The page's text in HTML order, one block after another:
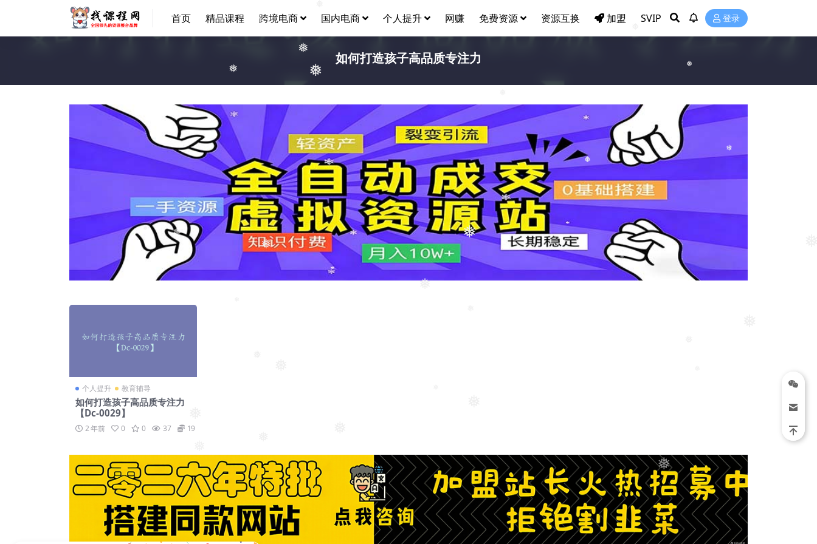
❅
❅ ❅
❅
❅
❅
❅
❅
❅
❅
❅
❅
❅
❅
❅
❅
首页 精品课程 跨境电商 国内电商 个人提升 网赚 免费资源 资源互换 加盟 SVIP 登录
如何打造孩子高品质专注力
个人提升 教育辅导
如何打造孩子高品质专注力
【Dc-0029】
2 年前 0 0 37 19